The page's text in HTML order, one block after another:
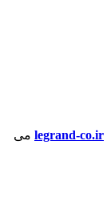
legrand-co.ir می